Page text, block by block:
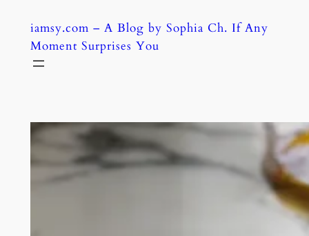
content
iamsy.com – A Blog by Sophia Ch. If Any
Moment Surprises You